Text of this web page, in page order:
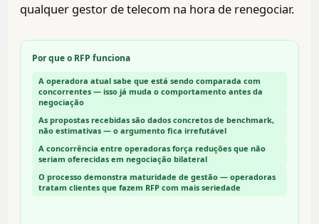
qualquer gestor de telecom na hora de renegociar.
Por que o RFP funciona
A operadora atual sabe que está sendo comparada com
concorrentes — isso já muda o comportamento antes da
negociação
As propostas recebidas são dados concretos de benchmark,
não estimativas — o argumento fica irrefutável
A concorrência entre operadoras força reduções que não
seriam oferecidas em negociação bilateral
O processo demonstra maturidade de gestão — operadoras
tratam clientes que fazem RFP com mais seriedade